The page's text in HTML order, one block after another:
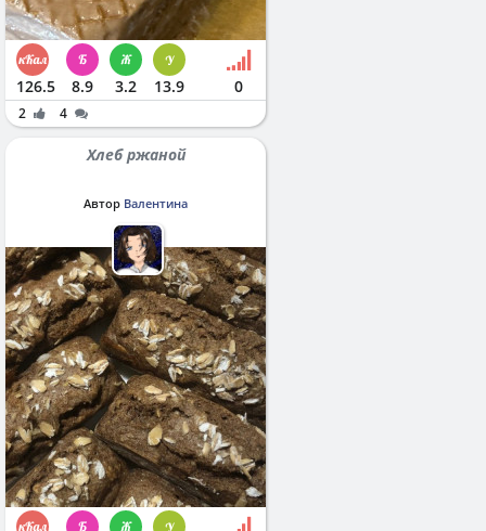
126.5 8.9 3.2 13.9 0
2 4
Хлеб ржаной
Автор Валентина